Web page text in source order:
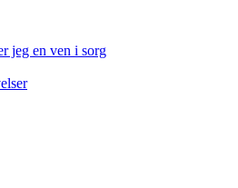
jeg en ven i sorg